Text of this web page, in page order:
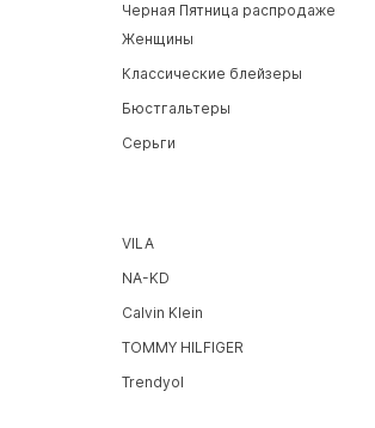
Черная Пятница распродаже
Женщины
Классические блейзеры
Бюстгальтеры
Серьги
VILA
NA-KD
Calvin Klein
TOMMY HILFIGER
Trendyol